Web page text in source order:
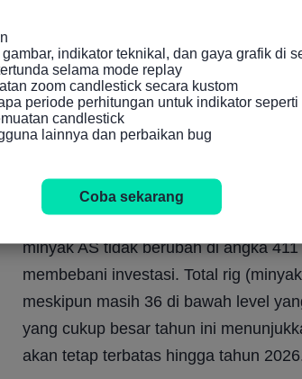
Pada akhir pekan, OPEC+
hingga Maret, menyelesaikan
disepakati pada November. Delapan
dan Rusia, mengkonfirmasi
baru-baru ini. Namun, kelompok
luar kuartal pertama, menjelang
Aktivitas pengeboran di AS tetap
minyak AS tidak berubah di angka
membebani investasi. Total rig
meskipun masih 36 di bawah level
yang cukup besar tahun ini
akan tetap terbatas hingga tahun
indikator teknikal, dan gaya grafik di
selama mode replay
zoom candlestick secara kustom
periode perhitungan untuk indikator seperti
candlestick
lainnya dan perbaikan bug
Coba sekarang